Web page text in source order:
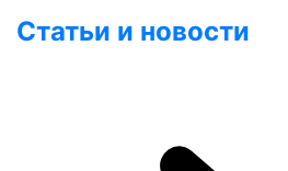
Статьи и новости